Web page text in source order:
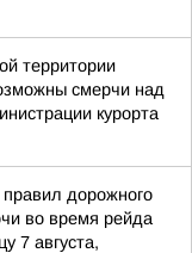
территории
смерчи над
курорта
дорожного
во время рейда
7 августа,